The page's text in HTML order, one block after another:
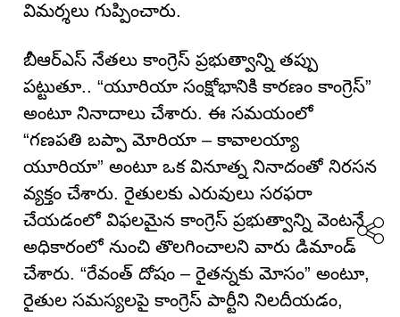
విమర్శలు గుప్పించారు.
బీఆర్ఎస్ నేతలు కాంగ్రెస్ ప్రభుత్వాన్ని తప్పు
పట్టుతూ.. “యూరియా సంక్షోభానికి కారణం కాంగ్రెస్”
అంటూ నినాదాలు చేశారు. ఈ సమయంలో
“గణపతి బప్పా మోరియా – కావాలయ్యా
యూరియా” అంటూ ఒక వినూత్న నినాదంతో నిరసన
వ్యక్తం చేశారు. రైతులకు ఎరువులు సరఫరా
చేయడంలో విఫలమైన కాంగ్రెస్ ప్రభుత్వాన్ని వెంటనే
అధికారంలో నుంచి తొలగించాలని వారు డిమాండ్
చేశారు. “రేవంత్ దోషం – రైతన్నకు మోసం” అంటూ,
రైతుల సమస్యలపై కాంగ్రెస్ పార్టీని నిలదీయడం,